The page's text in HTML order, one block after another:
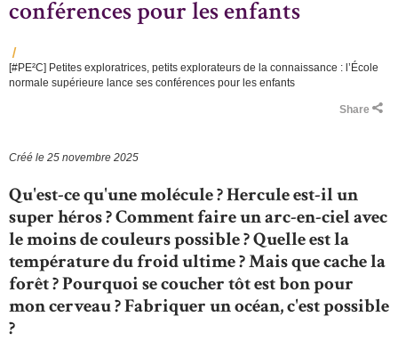
conférences pour les enfants
Breadcrumb
[#PE²C] Petites exploratrices, petits explorateurs de la connaissance : l’École
normale supérieure lance ses conférences pour les enfants
Share
Créé le 25 novembre 2025
Qu'est-ce qu'une molécule ? Hercule est-il un
super héros ? Comment faire un arc-en-ciel avec
le moins de couleurs possible ? Quelle est la
température du froid ultime ? Mais que cache la
forêt ? Pourquoi se coucher tôt est bon pour
mon cerveau ? Fabriquer un océan, c'est possible
?